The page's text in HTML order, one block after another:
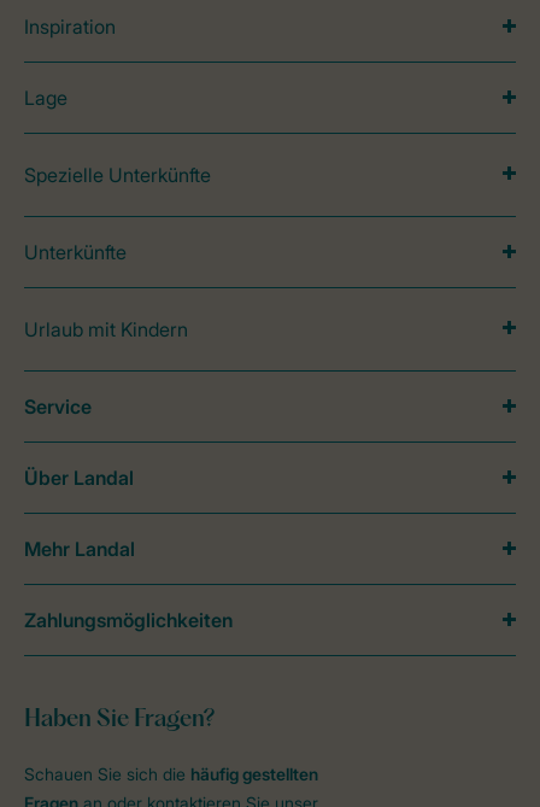
Inspiration
Lage
Spezielle Unterkünfte
Unterkünfte
Urlaub mit Kindern
Haben Sie Fragen?
Schauen Sie sich die häufig gestellten
Fragen an oder kontaktieren Sie unser
Service
Über Landal
Mehr Landal
Zahlungsmöglichkeiten